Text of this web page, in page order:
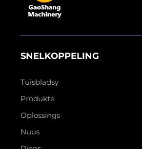
SNELKOPPELING
Tuisbladsy
Produkte
Oplossings
Nuus